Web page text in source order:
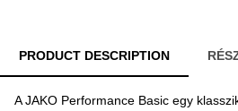
PRODUCT DESCRIPTION
A JAKO Performance Basic egy